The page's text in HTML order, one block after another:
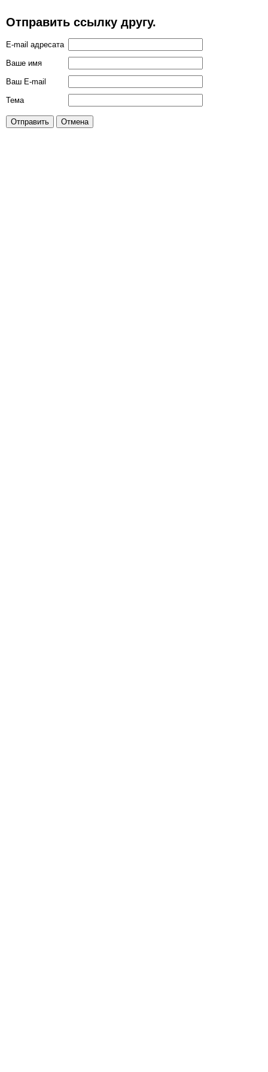
Отправить ссылку другу.
E-mail адресата
Ваше имя
Ваш E-mail
Тема
Отправить Отмена